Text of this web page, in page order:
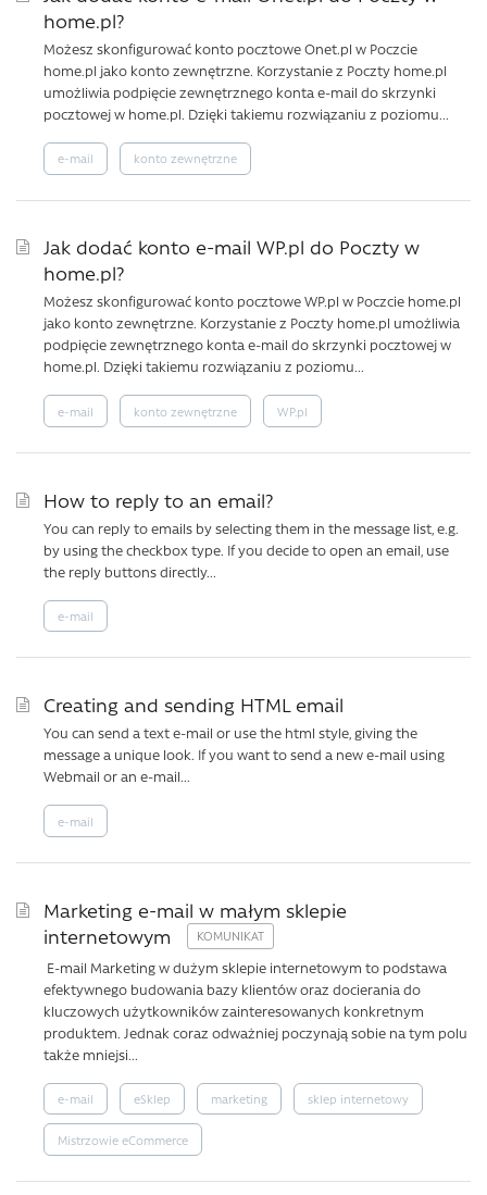
home.pl?
Możesz skonfigurować konto pocztowe Onet.pl w Poczcie
home.pl jako konto zewnętrzne. Korzystanie z Poczty home.pl
umożliwia podpięcie zewnętrznego konta e-mail do skrzynki
pocztowej w home.pl. Dzięki takiemu rozwiązaniu z poziomu...
e-mail konto zewnętrzne
Jak dodać konto e-mail WP.pl do Poczty w
home.pl?
Możesz skonfigurować konto pocztowe WP.pl w Poczcie home.pl
jako konto zewnętrzne. Korzystanie z Poczty home.pl umożliwia
podpięcie zewnętrznego konta e-mail do skrzynki pocztowej w
home.pl. Dzięki takiemu rozwiązaniu z poziomu...
e-mail konto zewnętrzne WP.pl
How to reply to an email?
You can reply to emails by selecting them in the message list, e.g.
by using the checkbox type. If you decide to open an email, use
the reply buttons directly...
e-mail
Creating and sending HTML email
You can send a text e-mail or use the html style, giving the
message a unique look. If you want to send a new e-mail using
Webmail or an e-mail...
e-mail
Marketing e-mail w małym sklepie
internetowym
E-mail Marketing w dużym sklepie internetowym to podstawa
efektywnego budowania bazy klientów oraz docierania do
kluczowych użytkowników zainteresowanych konkretnym
produktem. Jednak coraz odważniej poczynają sobie na tym polu
także mniejsi...
e-mail eSklep marketing sklep internetowy
Mistrzowie eCommerce